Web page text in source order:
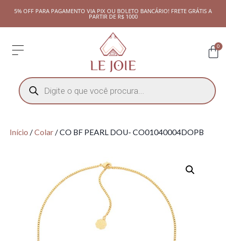
5% OFF PARA PAGAMENTO VIA PIX OU BOLETO BANCÁRIO! FRETE GRÁTIS A
PARTIR DE R$ 1000
0
Início /Colar/ CO BF PEARL DOU- CO01040004DOPB